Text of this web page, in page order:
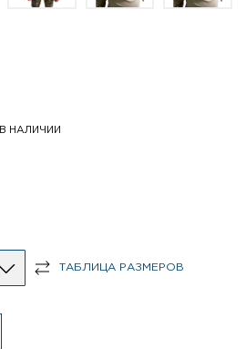
В НАЛИЧИИ
ТАБЛИЦА РАЗМЕРОВ